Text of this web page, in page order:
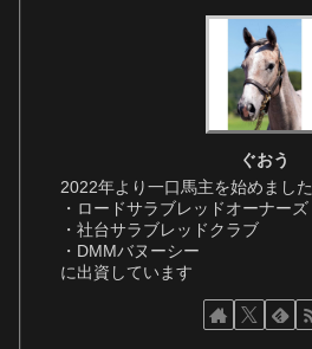
ぐおう
2022年より一口馬主を始めました
・ロードサラブレッドオーナーズ
・社台サラブレッドクラブ
・DMMバヌーシー
に出資しています